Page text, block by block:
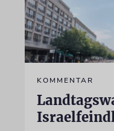
KOMMENTAR